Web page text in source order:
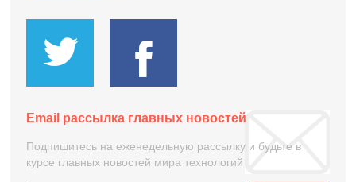
Email рассылка главных новостей
Подпишитесь на еженедельную рассылку и будьте в
курсе главных новостей мира технологий